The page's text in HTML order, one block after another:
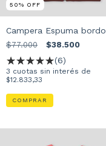
50% OFF
Campera Espuma bordo
$77.000 $38.500
(6)
3 cuotas sin interés de
$12.833,33
COMPRAR